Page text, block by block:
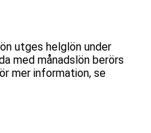
utges helglön under
med månadslön berörs
mer information, se